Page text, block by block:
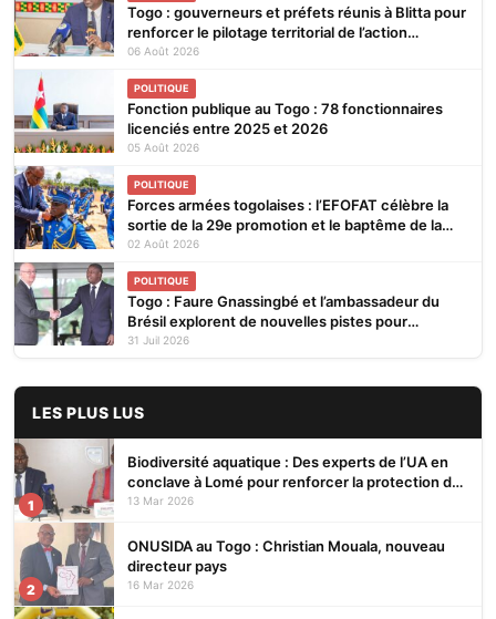
Togo : gouverneurs et préfets réunis à Blitta pour
renforcer le pilotage territorial de l’action
publique
06 Août 2026
POLITIQUE
Fonction publique au Togo : 78 fonctionnaires
licenciés entre 2025 et 2026
05 Août 2026
POLITIQUE
Forces armées togolaises : l’EFOFAT célèbre la
sortie de la 29e promotion et le baptême de la
30e
02 Août 2026
POLITIQUE
Togo : Faure Gnassingbé et l’ambassadeur du
Brésil explorent de nouvelles pistes pour
renforcer la coopération bilatérale
31 Juil 2026
LES PLUS LUS
1
Biodiversité aquatique : Des experts de l’UA en
conclave à Lomé pour renforcer la protection des
écosystèmes
13 Mar 2026
2
ONUSIDA au Togo : Christian Mouala, nouveau
directeur pays
16 Mar 2026